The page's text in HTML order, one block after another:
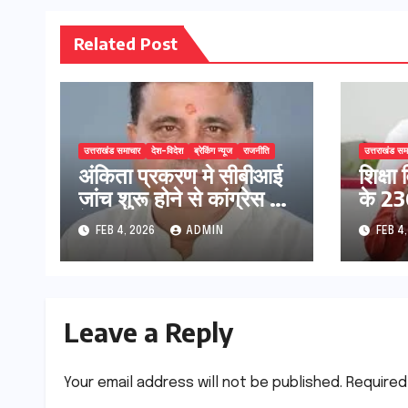
Related Post
उत्तराखंड समाचार देश-विदेश ब्रेकिंग न्यूज राजनीति
अंकिता प्रकरण मे सीबीआई
जांच शुरू होने से कांग्रेस हुई
बेनकाब: भट्ट
FEB 4, 2026 ADMIN
उत्तराखंड
के
FEB
Leave a Reply
Your email address will not be published.